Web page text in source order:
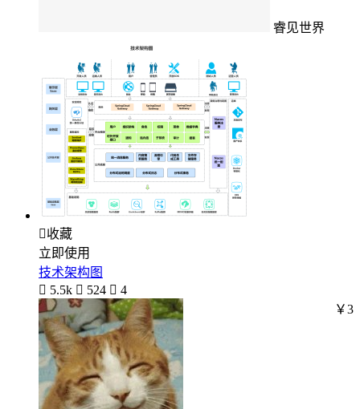
睿见世界
收藏
立即使用
技术架构图
 5.5k  524  4
￥3